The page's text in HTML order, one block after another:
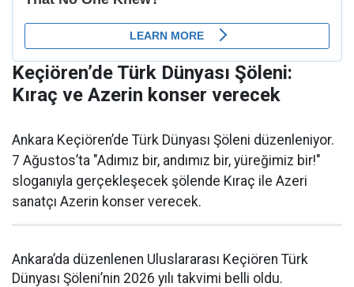
Keçiören’de Türk Dünyası Şöleni:
Kıraç ve Azerin konser verecek
Ankara Keçiören’de Türk Dünyası Şöleni düzenleniyor.
7 Ağustos’ta "Adımız bir, andımız bir, yüreğimiz bir!"
sloganıyla gerçekleşecek şölende Kıraç ile Azeri
sanatçı Azerin konser verecek.
Ankara’da düzenlenen Uluslararası Keçiören Türk
Dünyası Şöleni’nin 2026 yılı takvimi belli oldu.